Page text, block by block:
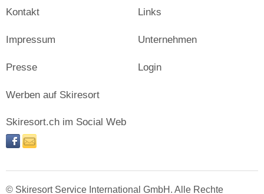
Kontakt
Impressum
Presse
Links
Unternehmen
Login
Werben auf Skiresort
Skiresort.ch im Social Web
facebooknewsletter
© Skiresort Service International GmbH. Alle Rechte